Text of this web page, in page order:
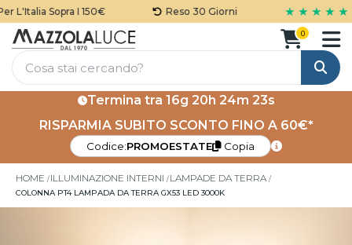
Sopra I 150€ Reso 30 Giorni ★ ★ ★ ★ ★
Cerca
0
Termina tra 16g 20h 24m 23s
RISPARMIA SUBITO SCONTO FINO A 60€*
Codice:PROMOESTATE Copia
HOME ILLUMINAZIONE INTERNI LAMPADE DA TERRA
COLONNA PT4 LAMPADA DA TERRA GX53 LED 3000K